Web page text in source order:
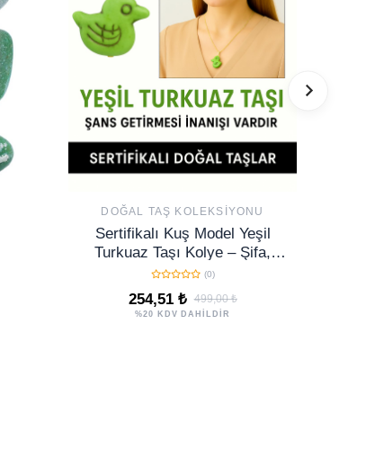
DOĞAL TAŞ KOLEKSIYONU
Sertifikalı Kuş Model Yeşil
Turkuaz Taşı Kolye – Şifa,
Koruma ve Ruhsal Uyum Taşı
(0)
254,51 ₺ 499,00 ₺
%20 KDV DAHİLDİR